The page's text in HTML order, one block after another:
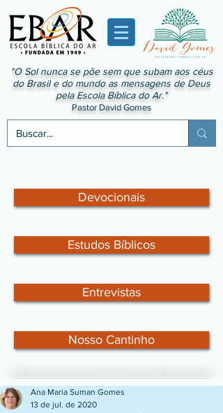
"O Sol nunca se põe sem que subam aos céus
do Brasil e do mundo as mensagens de Deus
pela Escola Bíblica do Ar."
Pastor David Gomes
Devocionais
Estudos Bíblicos
Entrevistas
Nosso Cantinho
Ana Maria Suman Gomes
13 de jul. de 2020